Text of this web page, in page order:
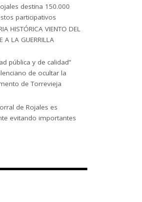
destina 150.000
participativos
HISTÓRICA VIENTO DEL
A LA GUERRILLA
pública y de calidad”
de ocultar la
de Torrevieja
de Rojales es
evitando importantes